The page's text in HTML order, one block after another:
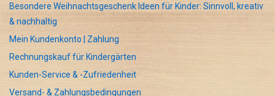
Besondere Weihnachtsgeschenk Ideen für Kinder: Sinnvoll, kreativ
& nachhaltig
Mein Kundenkonto | Zahlung
Rechnungskauf für Kindergärten
Kunden-Service & -Zufriedenheit
Versand- & Zahlungsbedingungen